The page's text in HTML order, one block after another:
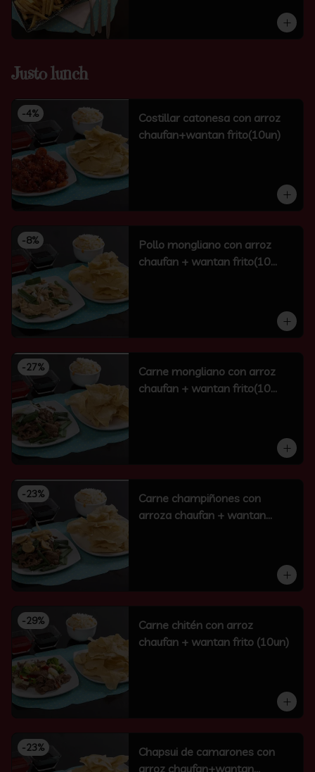
Justo lunch
-4%
Costillar catonesa con arroz
chaufan+wantan frito(10un)
-8%
Pollo mongliano con arroz
chaufan + wantan frito(10
-27%
Carne mongliano con arroz
chaufan + wantan frito(10
-23%
Carne champiñones con
arroza chaufan + wantan
-29%
Carne chitén con arroz
chaufan + wantan frito (10un)
-23%
Chapsui de camarones con
arroz chaufan+wantan